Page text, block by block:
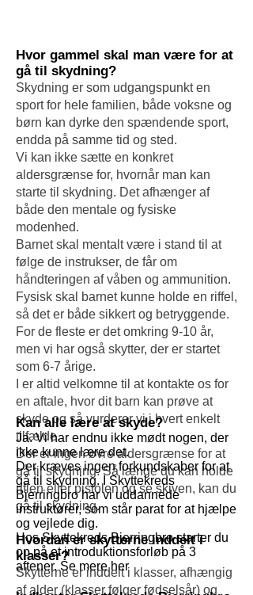
Hvor gammel skal man være for at
gå til skydning?
Skydning er som udgangspunkt en
sport for hele familien, både voksne og
børn kan dyrke den spændende sport,
endda på samme tid og sted.
Vi kan ikke sætte en konkret
aldersgrænse for, hvornår man kan
starte til skydning. Det afhænger af
både den mentale og fysiske
modenhed.
Barnet skal mentalt være i stand til at
følge de instrukser, de får om
håndteringen af våben og ammunition.
Fysisk skal barnet kunne holde en riffel,
så det er både sikkert og betryggende.
For de fleste er det omkring 9-10 år,
men vi har også skytter, der er startet
som 6-7 årige.
I er altid velkomne til at kontakte os for
en aftale, hvor dit barn kan prøve at
skyde og så vurderer vi i hvert enkelt
tilfælde.
Der er ingen øvre aldersgrænse for at
gå til skydning. Så længe du kan holde
riflen eller pistolen og se skiven, kan du
gå til skydning.
Hvordan er skytterne inddelt i
klasser?
Skytterne er inddelt i klasser, afhængig
af alder (klasser følger fødselsår) og
Kan alle lære at skyde?
Ja. Vi har endnu ikke mødt nogen, der
ikke kunne læredet.
Der kræves ingen forkundskaber for at
gå til skydning. I Skyttekreds
Bjerringbro har vi uddannede
instruktører, som står parat for at hjælpe
og vejlede dig.
Hos Skyttekreds Bjerringbro starter du
op på et introduktionsforløb på 3
aftener. Se mere her